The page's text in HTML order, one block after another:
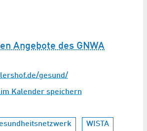
Angebote des GNWA
gesund/
Kalender speichern
WISTA